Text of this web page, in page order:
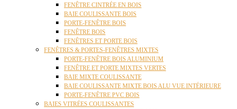
FENÊTRE CINTRÉE EN BOIS
BAIE COULISSANTE BOIS
PORTE-FENÊTRE BOIS
FENÊTRE BOIS
FENÊTRES ET PORTE BOIS
FENÊTRES & PORTES-FENÊTRES MIXTES
PORTE-FENÊTRE BOIS ALUMINIUM
FENÊTRE ET PORTE MIXTES VERTES
BAIE MIXTE COULISSANTE
BAIE COULISSANTE MIXTE BOIS ALU VUE INTÉRIEURE
PORTE-FENÊTRE PVC BOIS
BAIES VITRÉES COULISSANTES